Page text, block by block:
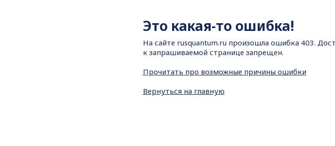
Это какая-то ошибка!
На сайте rusquantum.ru произошла ошибка 403.
к запрашиваемой странице запрещен.
Прочитать про возможные причины ошибки
Вернуться на главную